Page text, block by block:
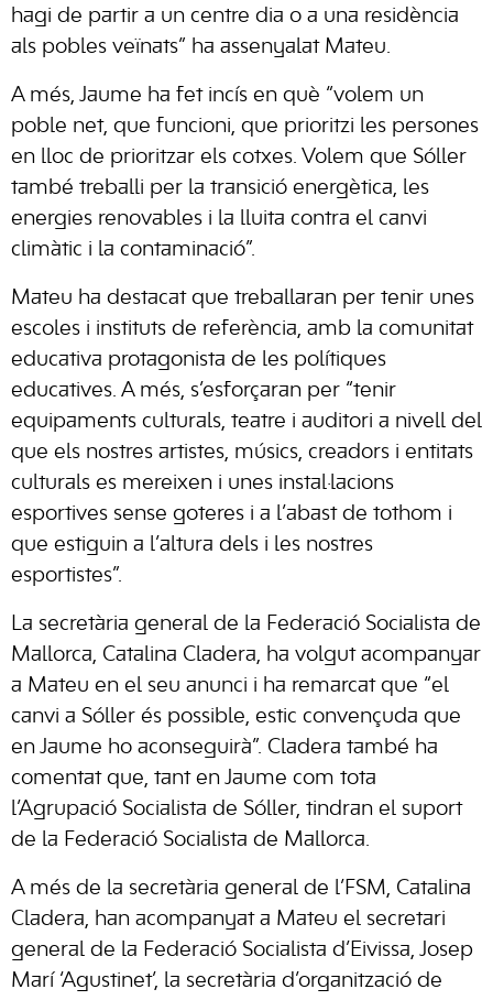
hagi de partir a un centre dia o a una residència
als pobles veïnats” ha assenyalat Mateu.
A més, Jaume ha fet incís en què “volem un
poble net, que funcioni, que prioritzi les persones
en lloc de prioritzar els cotxes. Volem que Sóller
també treballi per la transició energètica, les
energies renovables i la lluita contra el canvi
climàtic i la contaminació”.
Mateu ha destacat que treballaran per tenir unes
escoles i instituts de referència, amb la comunitat
educativa protagonista de les polítiques
educatives. A més, s’esforçaran per “tenir
equipaments culturals, teatre i auditori a nivell del
que els nostres artistes, músics, creadors i entitats
culturals es mereixen i unes instal·lacions
esportives sense goteres i a l’abast de tothom i
que estiguin a l’altura dels i les nostres
esportistes”.
La secretària general de la Federació Socialista de
Mallorca, Catalina Cladera, ha volgut acompanyar
a Mateu en el seu anunci i ha remarcat que “el
canvi a Sóller és possible, estic convençuda que
en Jaume ho aconseguirà”. Cladera també ha
comentat que, tant en Jaume com tota
l’Agrupació Socialista de Sóller, tindran el suport
de la Federació Socialista de Mallorca.
A més de la secretària general de l’FSM, Catalina
Cladera, han acompanyat a Mateu el secretari
general de la Federació Socialista d’Eivissa, Josep
Marí ‘Agustinet’, la secretària d’organització de